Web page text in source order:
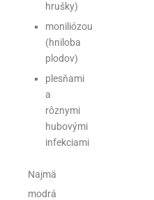
hrušky)
moniliózou
(hniloba
plodov)
plesňami
a
rôznymi
hubovými
infekciami
Najmä
modrá